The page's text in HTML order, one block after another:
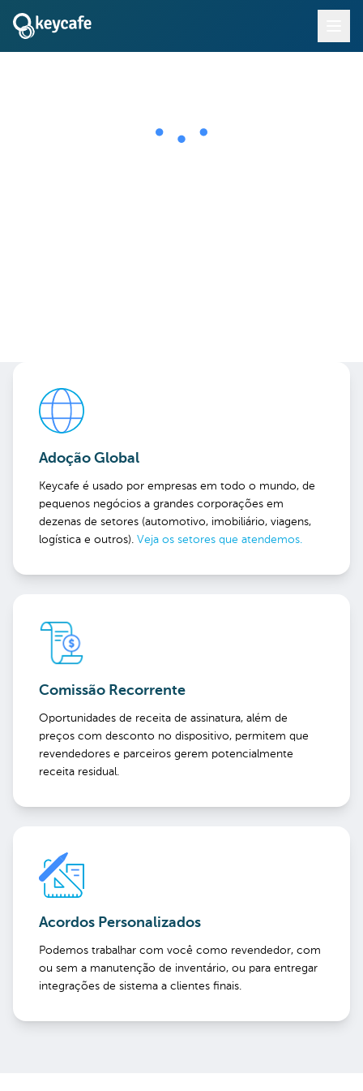
Adoção Global
Keycafe é usado por empresas em todo o mundo, de
pequenos negócios a grandes corporações em
dezenas de setores (automotivo, imobiliário, viagens,
logística e outros). Veja os setores que atendemos.
Comissão Recorrente
Oportunidades de receita de assinatura, além de
preços com desconto no dispositivo, permitem que
revendedores e parceiros gerem potencialmente
receita residual.
Acordos Personalizados
Podemos trabalhar com você como revendedor, com
ou sem a manutenção de inventário, ou para entregar
integrações de sistema a clientes finais.